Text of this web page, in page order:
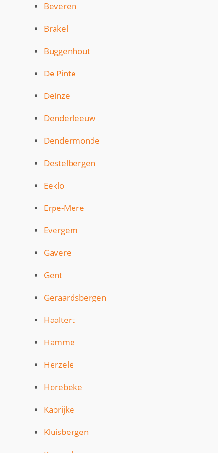
Beveren
Brakel
Buggenhout
De Pinte
Deinze
Denderleeuw
Dendermonde
Destelbergen
Eeklo
Erpe-Mere
Evergem
Gavere
Gent
Geraardsbergen
Haaltert
Hamme
Herzele
Horebeke
Kaprijke
Kluisbergen